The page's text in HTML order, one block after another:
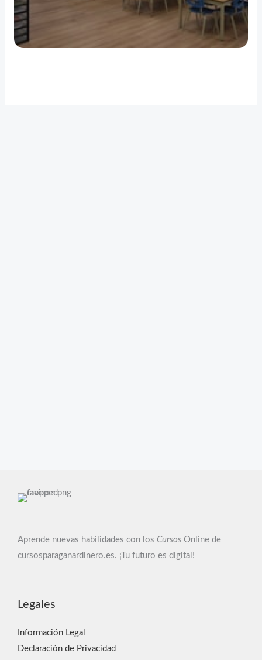
Aprende nuevas habilidades con los Cursos Online de
cursosparaganardinero.es. ¡Tu futuro es digital!
Legales
Información Legal
Declaración de Privacidad